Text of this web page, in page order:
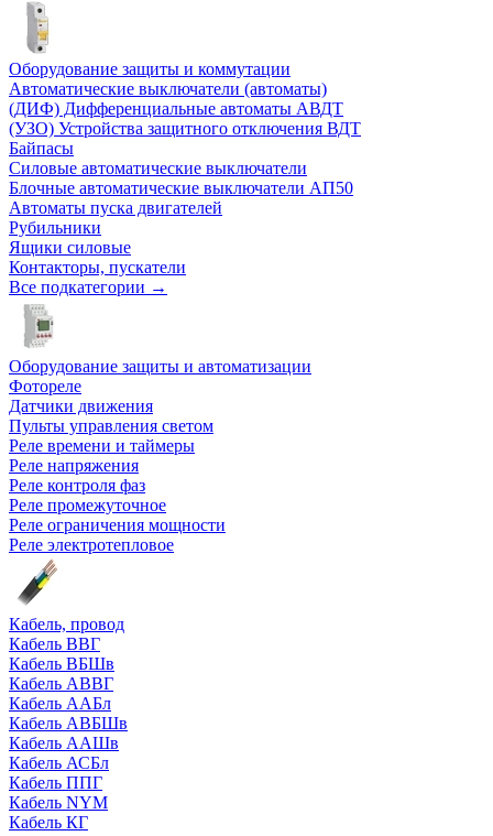
Оборудование защиты и коммутации
Автоматические выключатели (автоматы)
(ДИФ) Дифференциальные автоматы АВДТ
(УЗО) Устройства защитного отключения ВДТ
Байпасы
Силовые автоматические выключатели
Блочные автоматические выключатели АП50
Автоматы пуска двигателей
Рубильники
Ящики силовые
Контакторы, пускатели
Все подкатегории →
Оборудование защиты и автоматизации
Фотореле
Датчики движения
Пульты управления светом
Реле времени и таймеры
Реле напряжения
Реле контроля фаз
Реле промежуточное
Реле ограничения мощности
Реле электротепловое
Кабель, провод
Кабель ВВГ
Кабель ВБШв
Кабель АВВГ
Кабель ААБл
Кабель АВБШв
Кабель ААШв
Кабель АСБл
Кабель ППГ
Кабель NYM
Кабель КГ